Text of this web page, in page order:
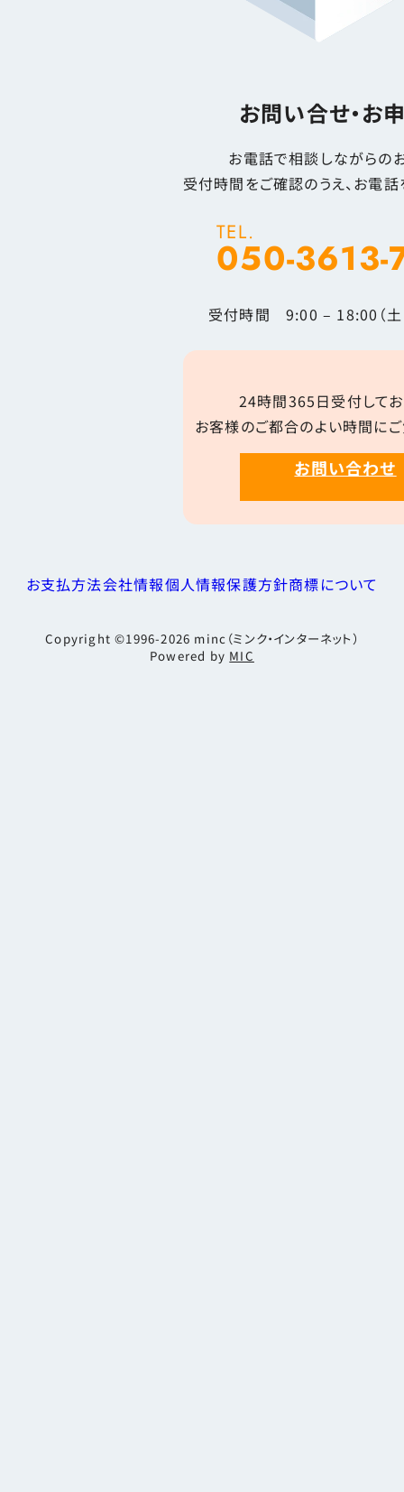
お問い合せ・お
お電話で相談しながらの
受付時間をご確認のうえ、お電話
TEL.
050-3613-
受付時間 9:00 – 18:00（土
24時間365日受付してお
お客様のご都合のよい時間にご
お問い合わせ
お支払方法会社情報個人情報保護方針商標について
Copyright ©1996-2026 minc（ミンク・インターネット）
Powered by MIC